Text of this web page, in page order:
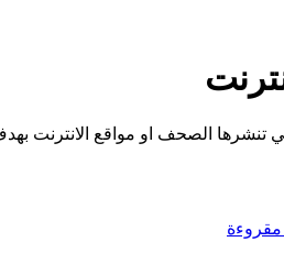
تنشرها الصحف او مواقع الانترنت